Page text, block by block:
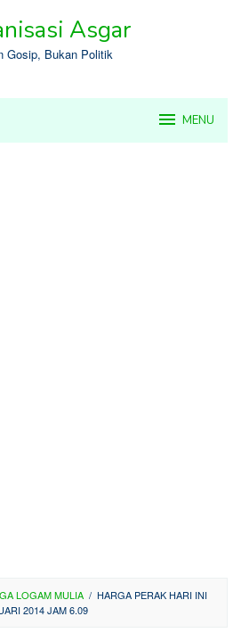
Asgar
Gosip, Bukan Politik
MENU
LOGAM MULIA / HARGA PERAK HARI INI
2014 JAM 6.09